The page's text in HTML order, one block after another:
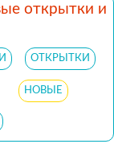
открытки и
ОТКРЫТКИ
НОВЫЕ